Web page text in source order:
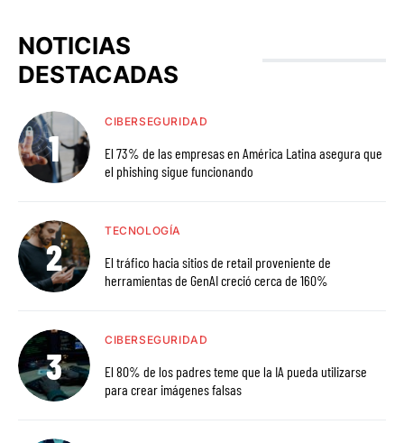
NOTICIAS
DESTACADAS
CIBERSEGURIDAD
El 73% de las empresas en América Latina asegura que
el phishing sigue funcionando
TECNOLOGÍA
El tráfico hacia sitios de retail proveniente de
herramientas de GenAI creció cerca de 160%
CIBERSEGURIDAD
El 80% de los padres teme que la IA pueda utilizarse
para crear imágenes falsas